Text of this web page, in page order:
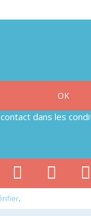
dans les
.